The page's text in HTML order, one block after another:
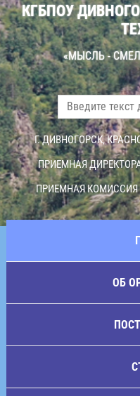
КГБПОУ
«МЫСЛЬ -
Г. ДИВНОГОРСК,
ПРИЕМНАЯ ДИРЕКТОРА
ПРИЕМНАЯ КОМИССИЯ
ОБ